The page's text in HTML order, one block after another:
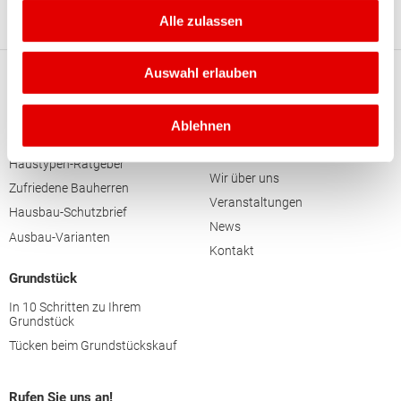
Alle zulassen
Auswahl erlauben
Ablehnen
(2) außer bei Eigenleistungen
Haustypen-Ratgeber
Zufriedene Bauherren
Hausbau-Schutzbrief
Ausbau-Varianten
Grundstück
In 10 Schritten zu Ihrem
Grundstück
Tücken beim Grundstückskauf
Unternehmen
Wir über uns
Veranstaltungen
News
Kontakt
Rufen Sie uns an!